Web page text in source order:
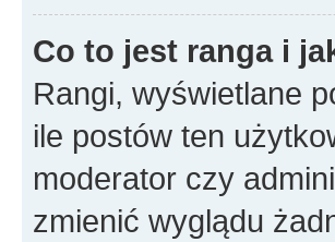
Co to jest ranga i
Rangi, wyświetlane
ile postów ten
moderator czy
zmienić wyglądu